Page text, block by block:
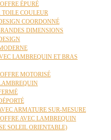
ÉPURÉ
COULEUR
COORDONNÉ
DIMENSIONS
LAMBREQUIN ET BRAS
MOTORISÉ
ARMATURE SUR-MESURE
AVEC LAMBREQUIN
SOLEIL ORIENTABLE)